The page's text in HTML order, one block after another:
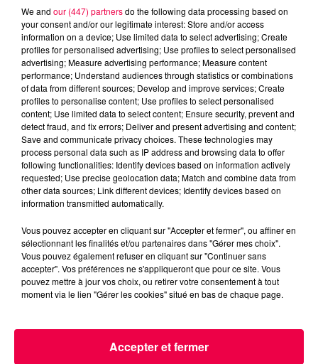
podcasts/2023/04/top-5-james-bond.mp3
INFOS
EMISSIONS
We and our (447) partnersdo the following data processing based on
your consent and/or our legitimate interest: Store and/or access
information on a device; Use limited data to select advertising; Create
profiles for personalised advertising; Use profiles to select personalised
advertising; Measure advertising performance; Measure content
performance; Understand audiences through statistics or combinations
of data from different sources; Develop and improve services; Create
profiles to personalise content; Use profiles to select personalised
content; Use limited data to select content; Ensure security, prevent and
detect fraud, and fix errors; Deliver and present advertising and content;
Save and communicate privacy choices. These technologies may
process personal data such as IP address and browsing data to offer
following functionalities: Identify devices based on information actively
requested; Use precise geolocation data; Match and combine data from
other data sources; Link different devices; Identify devices based on
information transmitted automatically.
Vous pouvez accepter en cliquant sur "Accepter et fermer", ou affiner en
sélectionnant les finalités et/ou partenaires dans "Gérer mes choix".
Vous pouvez également refuser en cliquant sur "Continuer sans
accepter". Vos préférences ne s'appliqueront que pour ce site. Vous
pouvez mettre à jour vos choix, ou retirer votre consentement à tout
moment via le lien "Gérer les cookies" situé en bas de chaque page.
Accepter et fermer